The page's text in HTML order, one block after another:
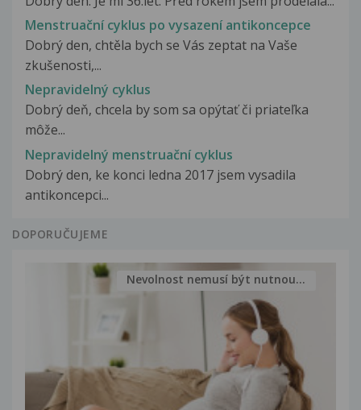
Menstruační cyklus po vysazení antikoncepce
Dobrý den, chtěla bych se Vás zeptat na Vaše
zkušenosti,...
Nepravidelný cyklus
Dobrý deň, chcela by som sa opýtať či priateľka
môže...
Nepravidelný menstruační cyklus
Dobrý den, ke konci ledna 2017 jsem vysadila
antikoncepci...
DOPORUČUJEME
Nevolnost nemusí být nutnou...